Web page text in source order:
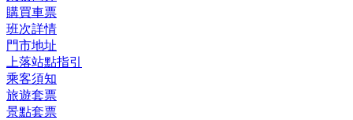
購買車票
班次詳情
門市地址
上落站點指引
乘客須知
旅遊套票
景點套票